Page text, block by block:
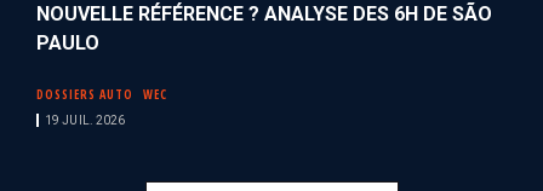
NOUVELLE RÉFÉRENCE ? ANALYSE DES 6H DE SÃO
PAULO
DOSSIERS AUTO WEC
19 JUIL. 2026